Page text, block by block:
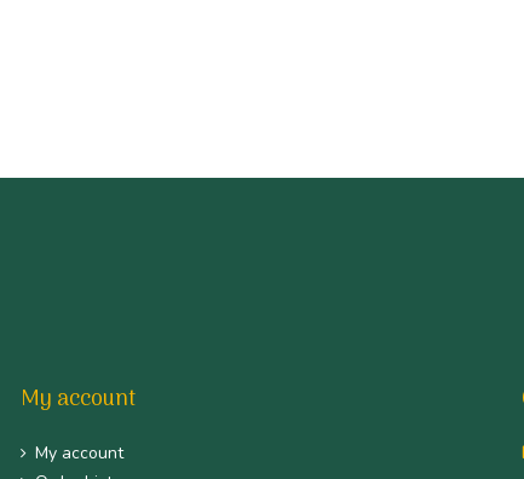
My account
My account